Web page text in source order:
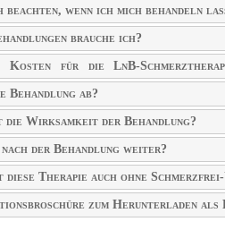
beachten, wenn ich mich behandeln
brauche ich?
Kosten für die LnB-
Behandlung ab?
die Wirksamkeit der Behandlung?
der Behandlung weiter?
Therapie auch ohne Schmerzfrei-
zum Herunterladen als